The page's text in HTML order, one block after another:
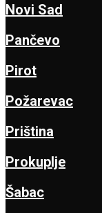
Novi Sad
Pančevo
Pirot
Požarevac
Priština
Prokuplje
Šabac